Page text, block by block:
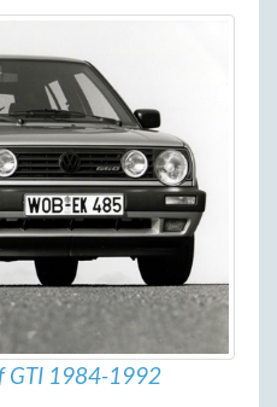
GTI 1984-1992